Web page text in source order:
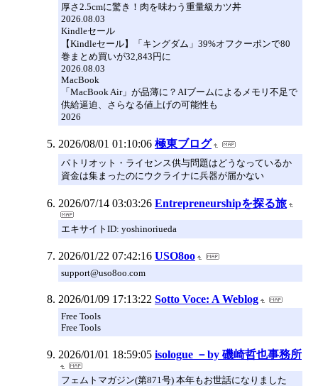
厚さ2.5cmに驚き！肉を味わう重量級カツ丼
2026.08.03
Kindleセール
【Kindleセール】「キングダム」39%オフクーポンで80
巻まとめ買いが32,843円に
2026.08.03
MacBook
「MacBook Air」が品薄に？AIブームによるメモリ不足で
供給逼迫、さらなる値上げの可能性も
2026
2026/08/01 01:10:06 極東ブログ
パトリオット・ライセンス供与問題はどうなっているか
資金は集まったのにウクライナに兵器が届かない
2026/07/14 03:03:26 Entrepreneurshipを探る旅
エキサイトID: yoshinoriueda
2026/01/22 07:42:16 USO8oo
support@uso8oo.com
2026/01/09 17:13:22 Sotto Voce: A Weblog
Free Tools
Free Tools
2026/01/01 18:59:05 isologue －by 磯崎哲也事務所
フェムトマガジン(第871号) 本年もお世話になりました